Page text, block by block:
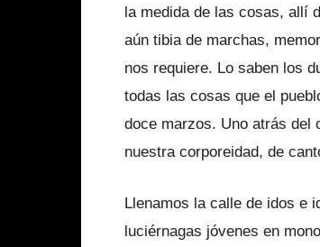
la medida de las cosas, allí
aún tibia de marchas,
nos requiere. Lo saben los
todas las cosas que el
doce marzos. Uno atrás del
nuestra corporeidad, de
Llenamos la calle de idos e
luciérnagas jóvenes en